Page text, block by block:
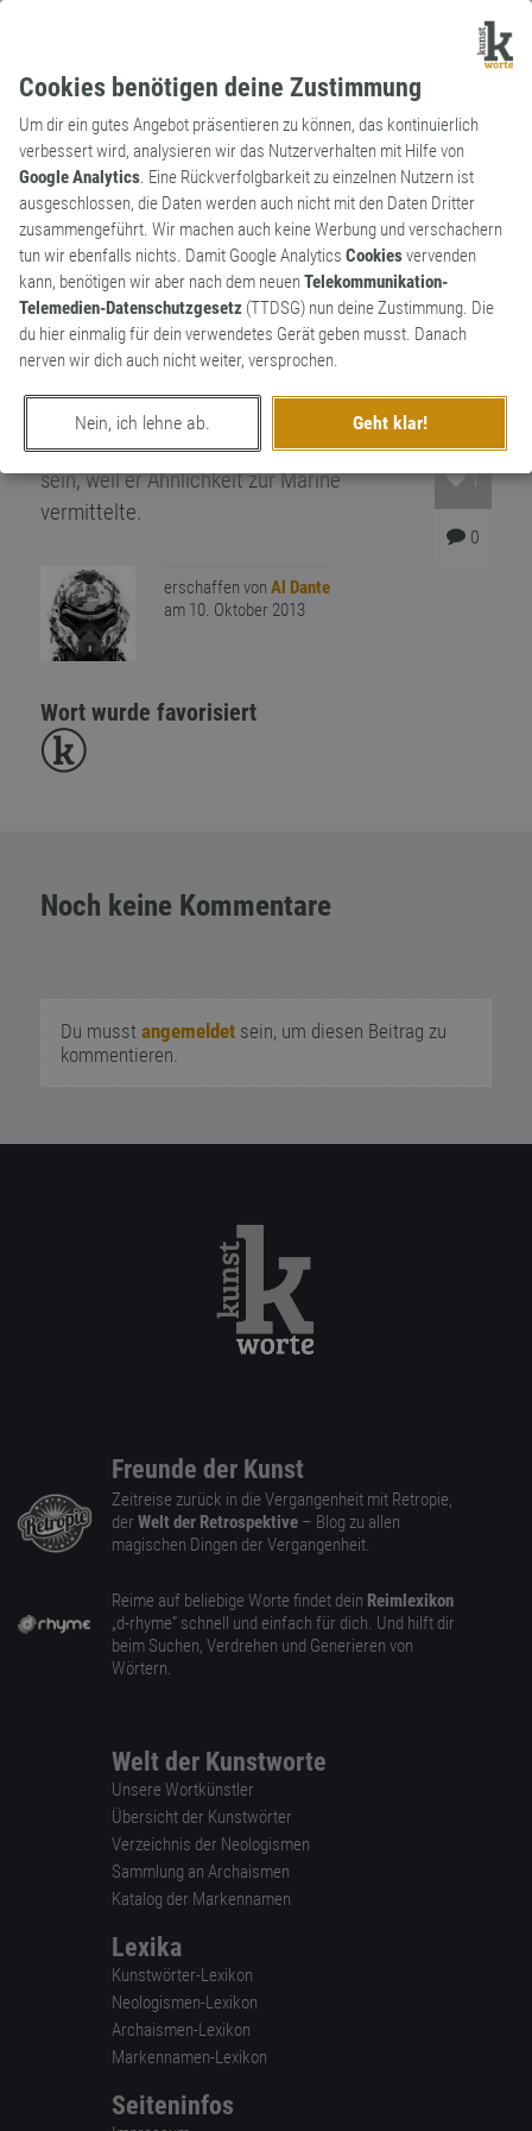
Cookies benötigen deine Zustimmung
Um dir ein gutes Angebot präsentieren zu können, das kontinuierlich
verbessert wird, analysieren wir das Nutzerverhalten mit Hilfe von
Google Analytics. Eine Rückverfolgbarkeit zu einzelnen Nutzern ist
ausgeschlossen, die Daten werden auch nicht mit den Daten Dritter
zusammengeführt. Wir machen auch keine Werbung und verschachern
tun wir ebenfalls nichts. Damit Google Analytics Cookiesvervenden
kann, benötigen wir aber nach dem neuenTelekommunikation-
Telemedien-Datenschutzgesetz (TTDSG) nun deine Zustimmung. Die
du hier einmalig für dein verwendetes Gerät geben musst. Danach
nerven wir dich auch nicht weiter, versprochen.
Nein, ich lehne ab. Geht klar!
Markenname
Substantiv
Commodore
Seit 1994 insolventes Unternehmen, das
für die Heimcomputer der 80er bekannt ist.
Bekannte Vertreter wie der C64 oder der
Kultstatus. Der Markenname soll angeblich
vom Firmengründer ausgewählt worden
sein, weil er Ähnlichkeit zur Marine
vermittelte.
1
0
erschaffen von Al Dante
am 10. Oktober 2013
Wort wurde favorisiert
Noch keine Kommentare
Du musst angemeldetsein, um diesen Beitrag zu
kommentieren.
Freunde der Kunst
Zeitreise zurück in die Vergangenheit mit Retropie,
der Welt der Retrospektive – Blog zu allen
magischen Dingen der Vergangenheit.
Reime auf beliebige Worte findet dein Reimlexikon
„d-rhyme” schnell und einfach für dich. Und hilft dir
beim Suchen, Verdrehen und Generieren von
Wörtern.
Welt der Kunstworte
Unsere Wortkünstler
Übersicht der Kunstwörter
Verzeichnis der Neologismen
Sammlung an Archaismen
Katalog der Markennamen
Lexika
Kunstwörter-Lexikon
Neologismen-Lexikon
Archaismen-Lexikon
Markennamen-Lexikon
Seiteninfos